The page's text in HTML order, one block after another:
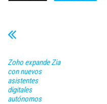
Zoho expande Zia
con nuevos
asistentes
digitales
autónomos